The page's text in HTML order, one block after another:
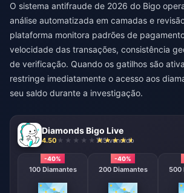
O sistema antifraude de 2026 do Bigo
análise automatizada em camadas e
plataforma monitora padrões de
velocidade das transações, consistência
de verificação. Quando os gatilhos são
restringe imediatamente o acesso aos
seu saldo durante a investigação.
Diamonds Bigo Live
4.50 715 vendido
-40%
100 Diamantes
-40%
200 Diamantes 500